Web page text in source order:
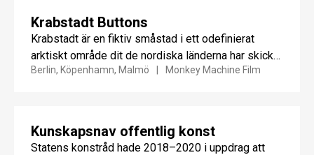
Krabstadt Buttons
Krabstadt är en fiktiv småstad i ett odefinierat
arktiskt område dit de nordiska länderna har skickat
sina oönskade...
Berlin, Köpenhamn, Malmö Monkey Machine Film
Kunskapsnav offentlig konst
Statens konstråd hade 2018–2020 i uppdrag att